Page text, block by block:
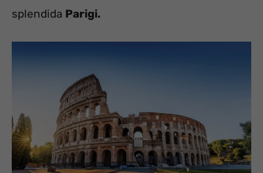
splendida Parigi.